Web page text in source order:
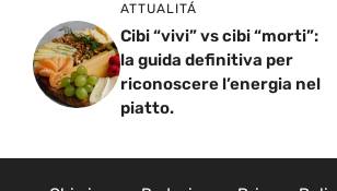
ATTUALITÁ
Cibi “vivi” vs cibi “morti”:
la guida definitiva per
riconoscere l’energia nel
piatto.